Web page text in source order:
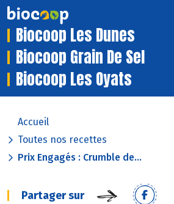
Biocoop Les Dunes
Biocoop Grain De Sel
Biocoop Les Oyats
Accueil
Toutes nos recettes
Prix Engagés : Crumble de...
Partager sur